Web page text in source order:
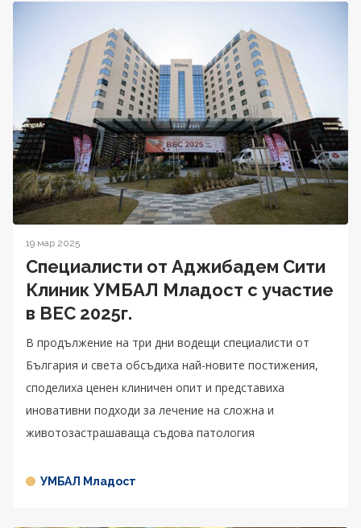
19 мар 2025
Специалисти от Аджибадем Сити
Клиник УМБАЛ Младост с участие
в BEC 2025г.
В продължение на три дни водещи специалисти от
България и света обсъдиха най-новите постижения,
споделиха ценен клиничен опит и представиха
иновативни подходи за лечение на сложна и
животозастрашаваща съдова патология
УМБАЛ Младост